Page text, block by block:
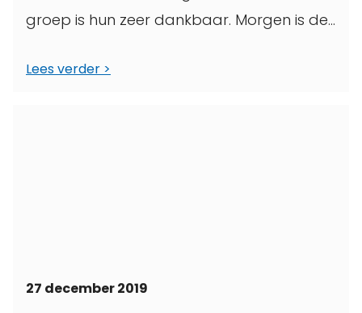
groep is hun zeer dankbaar. Morgen is de
Lees verder
27 december 2019